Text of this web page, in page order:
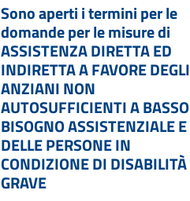
Sono aperti i termini per le
domande per le misure di
ASSISTENZA DIRETTA ED
INDIRETTA A FAVORE DEGLI
ANZIANI NON
AUTOSUFFICIENTI A BASSO
BISOGNO ASSISTENZIALE E
DELLE PERSONE IN
CONDIZIONE DI DISABILITÀ
GRAVE